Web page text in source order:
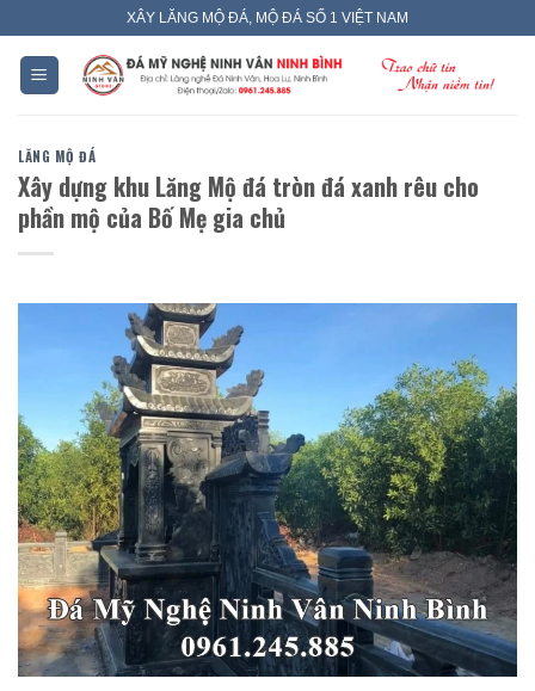
content
XÂY LĂNG MỘ ĐÁ, MỘ ĐÁ SỐ 1 VIỆT NAM
LĂNG MỘ ĐÁ
Xây dựng khu Lăng Mộ đá tròn đá xanh rêu cho
phần mộ của Bố Mẹ gia chủ